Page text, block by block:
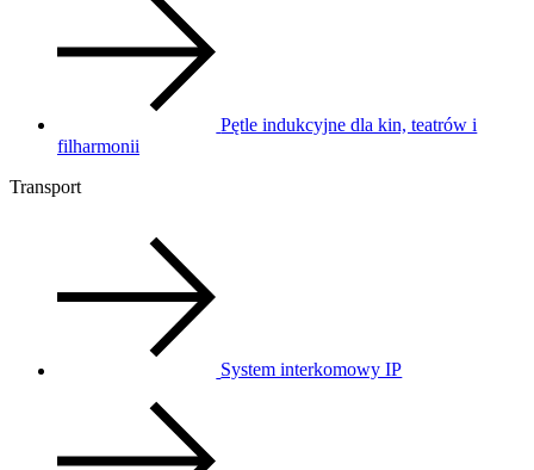
Pętle indukcyjne dla kin, teatrów i
filharmonii
Transport
System interkomowy IP